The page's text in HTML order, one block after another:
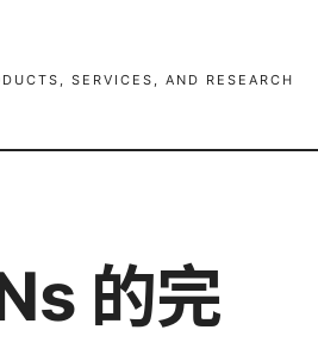
SERVICES, AND RESEARCH
的完